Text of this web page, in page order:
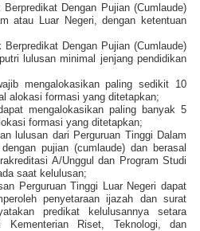
Dengan Pujian (Cumlaude)
atau Luar Negeri, dengan ketentuan
Berpredikat Dengan Pujian (Cumlaude)
lulusan minimal jenjang pendidikan
mengalokasikan paling sedikit 10
alokasi formasi yang ditetapkan;
mengalokasikan paling banyak 5
formasi yang ditetapkan;
lulusan dari Perguruan Tinggi Dalam
pujian (cumlaude) dan berasal
A/Unggul dan Program Studi
saat kelulusan;
Perguruan Tinggi Luar Negeri dapat
penyetaraan ijazah dan surat
predikat kelulusannya setara
Riset, Teknologi, dan